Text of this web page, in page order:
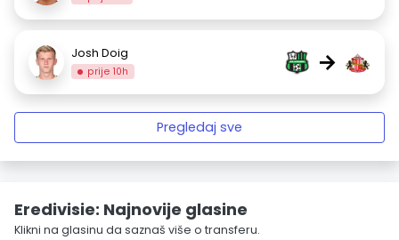
Josh Doig
prije 10h →
Pregledaj sve
Eredivisie: Najnovije glasine
Klikni na glasinu da saznaš više o transferu.